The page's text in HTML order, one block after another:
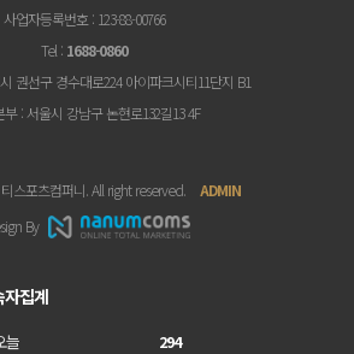
사업자등록번호 : 123-88-00766
Tel : 1688-0860
권선구 경수대로224 아이파크시티11단지 B1
부: 서울시 강남구 논현로132길13 4F
스포츠컴퍼니. All right reserved. ADMIN
By
자집계
늘 294